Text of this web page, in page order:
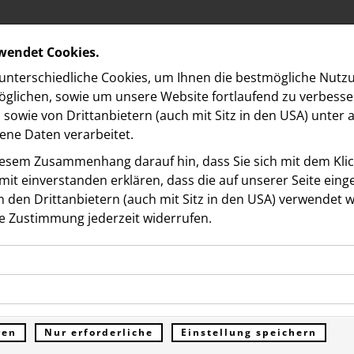
x Nina Chuba: Start der
Kampagne in
Cookies.
Cookies, um Ihnen die best­mögliche
sowie um unsere Website fortlaufend zu
von Drittanbietern (auch mit Sitz in den USA) unter
Daten verarbeitet.
Zusammenhang darauf hin, dass Sie sich mit dem
ein­ver­standen erklären, dass die auf unserer Seite
den Drittanbietern (auch mit Sitz in den USA) verwendet
Zustimmung jederzeit widerrufen.
ermöglichen grundlegende Funktionen und sind für
der Website erforderlich. Diese Cookies
Daten und werden an keine Dritten übermittelt.
erfassen Informationen anonym. Diese Informationen
unsere Besucher unsere Website nutzen.
Nur erforderliche Einstellung speichern